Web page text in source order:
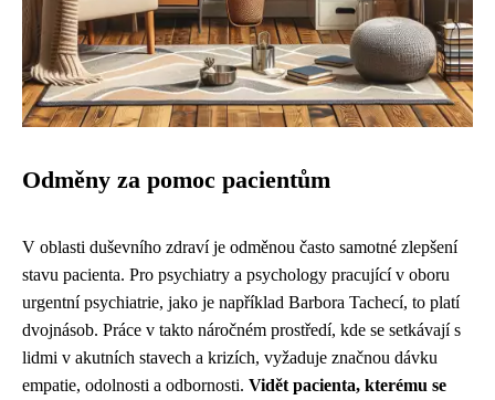
Odměny za pomoc pacientům
V oblasti duševního zdraví je odměnou často samotné zlepšení
stavu pacienta. Pro psychiatry a psychology pracující v oboru
urgentní psychiatrie, jako je například Barbora Tachecí, to platí
dvojnásob. Práce v takto náročném prostředí, kde se setkávají s
lidmi v akutních stavech a krizích, vyžaduje značnou dávku
empatie, odolnosti a odbornosti. Vidět pacienta, kterému se